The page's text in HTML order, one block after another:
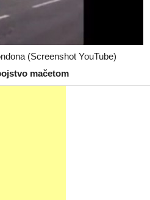
(Screenshot YouTube)
mačetom